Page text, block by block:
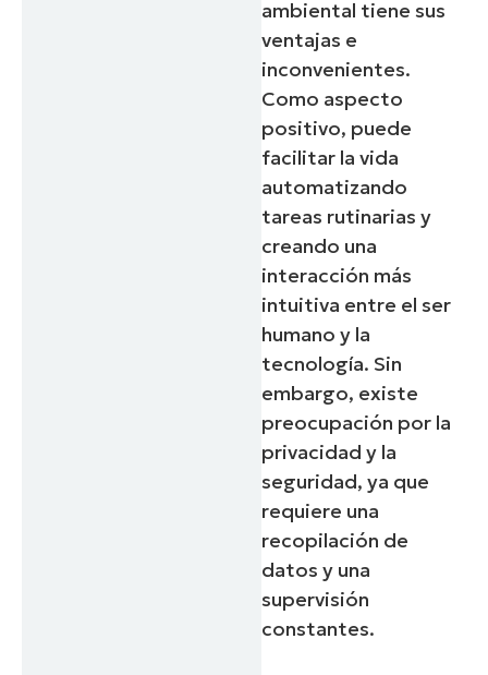
ambiental tiene sus
ventajas e
inconvenientes.
Como aspecto
positivo, puede
facilitar la vida
automatizando
tareas rutinarias y
creando una
interacción más
intuitiva entre el ser
humano y la
tecnología. Sin
embargo, existe
preocupación por la
privacidad y la
seguridad, ya que
requiere una
recopilación de
datos y una
supervisión
constantes.